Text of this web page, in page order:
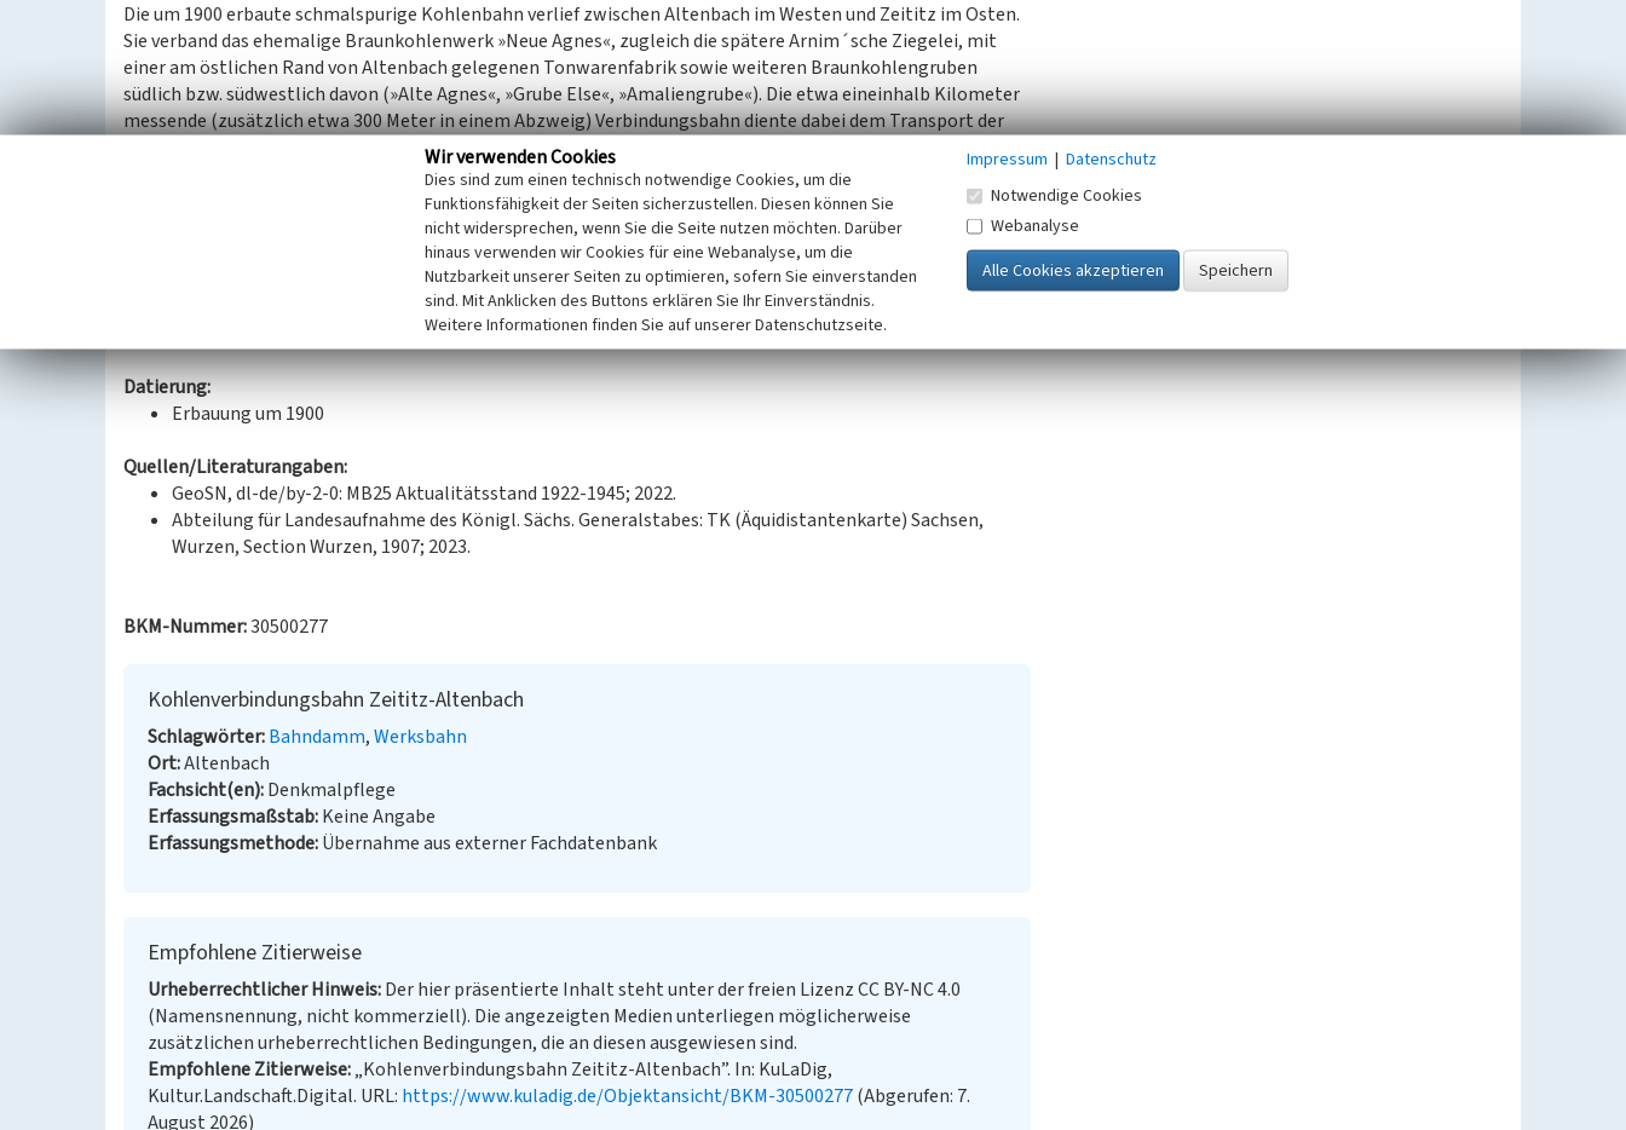
Die um 1900 erbaute schmalspurige Kohlenbahn verlief zwischen Altenbach im Westen und Zeititz im Osten.
Sie verband das ehemalige Braunkohlenwerk »Neue Agnes«, zugleich die spätere Arnim´sche Ziegelei, mit
einer am östlichen Rand von Altenbach gelegenen Tonwarenfabrik sowie weiteren Braunkohlengruben
südlich bzw. südwestlich davon (»Alte Agnes«, »Grube Else«, »Amaliengrube«). Die etwa eineinhalb Kilometer
messende (zusätzlich etwa 300 Meter in einem Abzweig) Verbindungsbahn diente dabei dem Transport der
Kohle als Brennmaterial zu den Fabriken. Während im nördlichen Bereich keine Spuren der Bahn mehr
sichtbar sind, zeichnet sich ihr Verlauf in Neu-Altenbach in einem sich zur Straße ausweitenden Weg sowie im
südlichen Bereich durch einen erhöht liegenden Bahndamm ab.
Die noch sichtbaren Teile des Bahndamms, der als Weg durch das Schulholz führt, ist als Zeugnis der
regionalen Geschichte der Braunkohlengewinnung relevant und zeigt, dass auch hier der Einsatz von
(Isabell Schmock-Wieczorek, Landesamt für Denkmalpflege Sachsen, 2023)
Datierung:
Erbauung um 1900
Quellen/Literaturangaben:
GeoSN, dl-de/by-2-0: MB25 Aktualitätsstand 1922-1945; 2022.
Abteilung für Landesaufnahme des Königl. Sächs. Generalstabes: TK (Äquidistantenkarte) Sachsen,
Wurzen, Section Wurzen, 1907; 2023.
BKM-Nummer:30500277
Kohlenverbindungsbahn Zeititz-Altenbach
Schlagwörter Bahndamm Werksbahn
Ort Altenbach
Fachsicht(en) Denkmalpflege
Erfassungsmaßstab Keine Angabe
Erfassungsmethode Übernahme aus externer Fachdatenbank
Empfohlene Zitierweise
Urheberrechtlicher Hinweis Der hier präsentierte Inhalt steht unter der freien Lizenz CC BY-NC 4.0
(Namensnennung, nicht kommerziell). Die angezeigten Medien unterliegen möglicherweise
zusätzlichen urheberrechtlichen Bedingungen, die an diesen ausgewiesen sind.
Empfohlene Zitierweise „Kohlenverbindungsbahn Zeititz-Altenbach”. In: KuLaDig,
Kultur.Landschaft.Digital. URL: https://www.kuladig.de/Objektansicht/BKM-30500277(Abgerufen: 7.
August 2026)
Wir verwenden Cookies
Dies sind zum einen technisch notwendige Cookies, um die
Funktionsfähigkeit der Seiten sicherzustellen. Diesen können Sie
nicht widersprechen, wenn Sie die Seite nutzen möchten. Darüber
hinaus verwenden wir Cookies für eine Webanalyse, um die
Nutzbarkeit unserer Seiten zu optimieren, sofern Sie einverstanden
sind. Mit Anklicken des Buttons erklären Sie Ihr Einverständnis.
Weitere Informationen finden Sie auf unserer Datenschutzseite.
Impressum | Datenschutz
Notwendige Cookies
Webanalyse